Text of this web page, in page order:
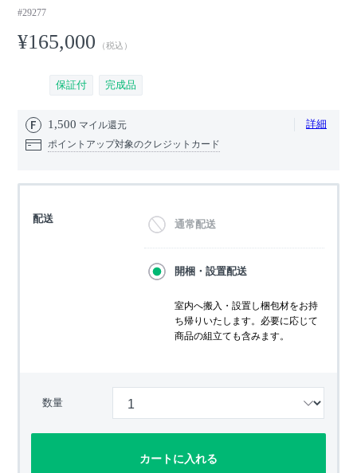
#29277
¥165,000 （税込）
保証付 完成品
1,500 マイル還元 詳細
ポイントアップ対象のクレジットカード
配送 通常配送
開梱・設置配送
室内へ搬入・設置し梱包材をお持
ち帰りいたします。必要に応じて
商品の組立ても含みます。
数量
カートに入れる